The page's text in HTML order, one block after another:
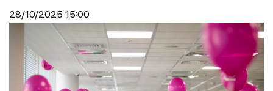
28/10/2025 15:00